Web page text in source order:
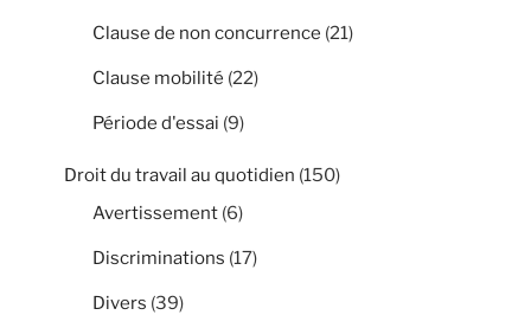
Clause de non concurrence (21)
Clause mobilité (22)
Période d'essai (9)
Droit du travail au quotidien (150)
Avertissement (6)
Discriminations (17)
Divers (39)